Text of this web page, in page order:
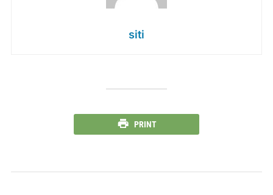
siti
PRINT